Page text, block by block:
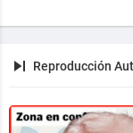
Reproducción